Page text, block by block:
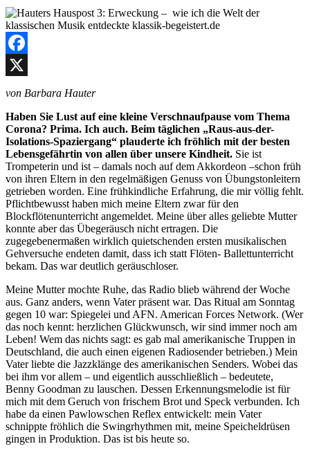
Facebook
von Barbara Hauter
Haben Sie Lust auf eine kleine Verschnaufpause vom Thema
Corona? Prima. Ich auch. Beim täglichen „Raus-aus-der-
Isolations-Spaziergang“ plauderte ich fröhlich mit der besten
Lebensgefährtin von allen über unsere Kindheit. Sie ist
Trompeterin und ist – damals noch auf dem Akkordeon –schon früh
von ihren Eltern in den regelmäßigen Genuss von Übungstonleitern
getrieben worden. Eine frühkindliche Erfahrung, die mir völlig fehlt.
Pflichtbewusst haben mich meine Eltern zwar für den
Blockflötenunterricht angemeldet. Meine über alles geliebte Mutter
konnte aber das Übegeräusch nicht ertragen. Die
zugegebenermaßen wirklich quietschenden ersten musikalischen
Gehversuche endeten damit, dass ich statt Flöten- Ballettunterricht
bekam. Das war deutlich geräuschloser.
Meine Mutter mochte Ruhe, das Radio blieb während der Woche
aus. Ganz anders, wenn Vater präsent war. Das Ritual am Sonntag
gegen 10 war: Spiegelei und AFN. American Forces Network. (Wer
das noch kennt: herzlichen Glückwunsch, wir sind immer noch am
Leben! Wem das nichts sagt: es gab mal amerikanische Truppen in
Deutschland, die auch einen eigenen Radiosender betrieben.) Mein
Vater liebte die Jazzklänge des amerikanischen Senders. Wobei das
bei ihm vor allem – und eigentlich ausschließlich – bedeutete,
Benny Goodman zu lauschen. Dessen Erkennungsmelodie ist für
mich mit dem Geruch von frischem Brot und Speck verbunden. Ich
habe da einen Pawlowschen Reflex entwickelt: mein Vater
schnippte fröhlich die Swingrhythmen mit, meine Speicheldrüsen
gingen in Produktion. Das ist bis heute so.